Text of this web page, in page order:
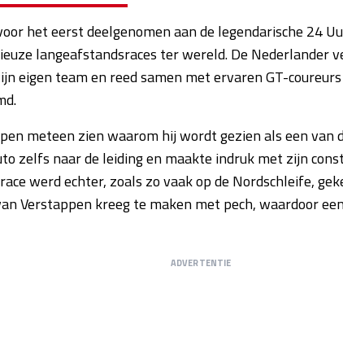
het eerst deelgenomen aan de legendarische 24
langeafstandsraces ter wereld. De Nederlander
eigen team en reed samen met ervaren GT-
meteen zien waarom hij wordt gezien als een van
zelfs naar de leiding en maakte indruk met zijn
werd echter, zoals zo vaak op de Nordschleife,
Verstappen kreeg te maken met pech, waardoor
ADVERTENTIE